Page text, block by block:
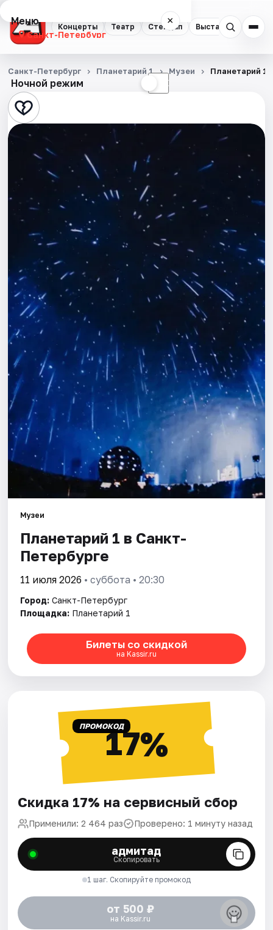
Концерты Театр Стендап Выставки
Меню ×
Санкт-Петербург
Концерты
Театр
Стендап
Выставки
Квесты
Экскурсии
Спорт
События
Города
Площадки
Артисты
Рейтинги
Ночной режим ☾
Санкт-Петербург Планетарий 1 Музеи Планетарий 1
Музеи
Планетарий 1 в Санкт-
Петербурге
11 июля 2026 • суббота • 20:30
Город: Санкт-Петербург
Площадка: Планетарий 1
Билеты со скидкой
на Kassir.ru
ПРОМОКОД17%
Скидка 17% на сервисный сбор
Применили: 2 464 раз Проверено: 1 минуту назад
адмитад
Скопировать
1 шаг. Скопируйте промокод
от 500 ₽
на Kassir.ru